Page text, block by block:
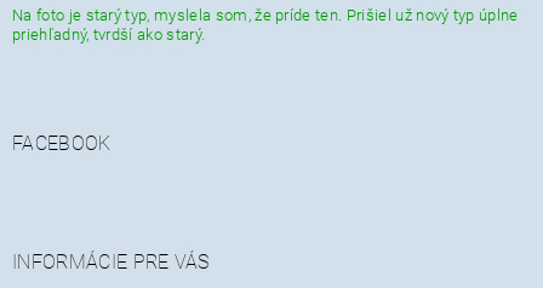
Na foto je starý typ, myslela som, že príde ten. Prišiel už nový typ úplne
priehľadný, tvrdší ako starý.
FACEBOOK
INFORMÁCIE PRE VÁS